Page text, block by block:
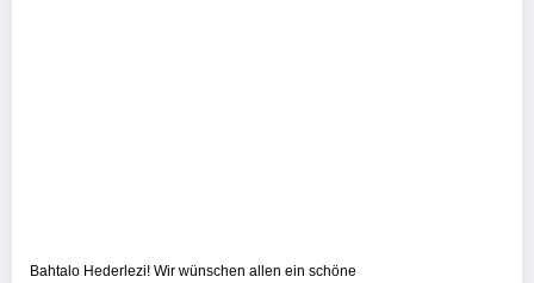
Bahtalo Hederlezi! Wir wünschen allen ein schöne